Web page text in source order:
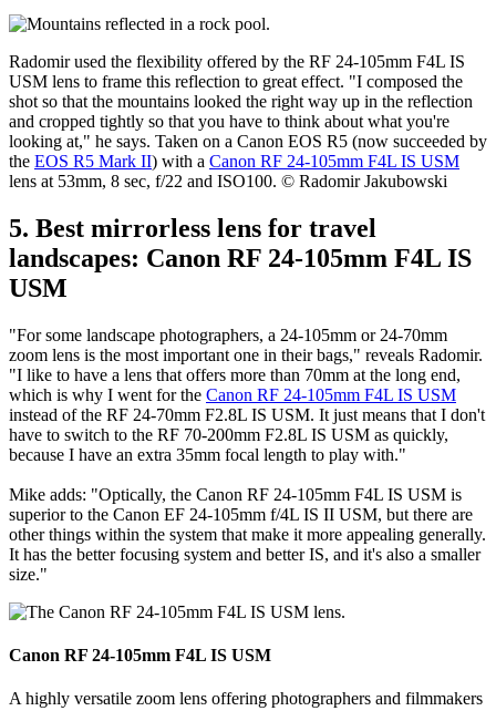
Optically, the Canon RF 70-200mm F4L IS USM is absolutely
Canon EF 70-200mm f/4L IS II USM, which is razor sharp. It's also
smaller, focuses faster and closer, and features better IS."
Radomir used the flexibility offered by the RF 24-105mm F4L IS
USM lens to frame this reflection to great effect. "I composed the
and cropped tightly so that you have to think about what you're
looking at," he says. Taken on a Canon EOS R5 (now succeeded by
theEOS R5 Mark II) with aCanon RF 24-105mm F4L IS USM
lens at 53mm, 8 sec, f/22 and ISO100. © Radomir Jakubowski
5. Best mirrorless lens for travel
landscapes: Canon RF 24-105mm F4L IS
USM
"For some landscape photographers, a 24-105mm or 24-70mm
zoom lens is the most important one in their bags," reveals Radomir.
which is why I went for theCanon RF 24-105mm F4L IS USM
instead of the RF 24-70mm F2.8L IS USM. It just means that I don't
have to switch to the RF 70-200mm F2.8L IS USM as quickly,
because I have an extra 35mm focal length to play with."
superior to the Canon EF 24-105mm f/4L IS II USM, but there are
It has the better focusing system and better IS, and it's also a smaller